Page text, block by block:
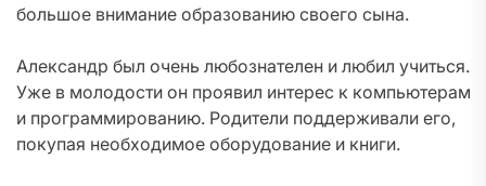
большое внимание образованию своего сына.
Александр был очень любознателен и любил учиться.
Уже в молодости он проявил интерес к компьютерам
и программированию. Родители поддерживали его,
покупая необходимое оборудование и книги.